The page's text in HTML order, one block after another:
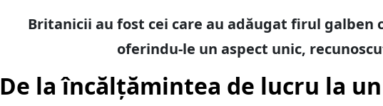
Britanicii au fost cei care au adăugat firul
oferindu-le un aspect unic,
De la încălțămintea de lucru la